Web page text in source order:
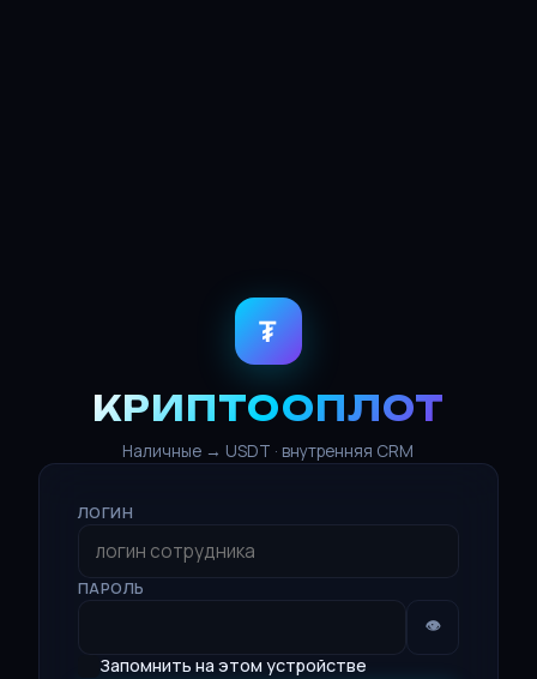
₮
КРИПТООПЛОТ
Наличные → USDT · внутренняя CRM
ЛОГИН
ПАРОЛЬ
👁
Запомнить на этом устройстве